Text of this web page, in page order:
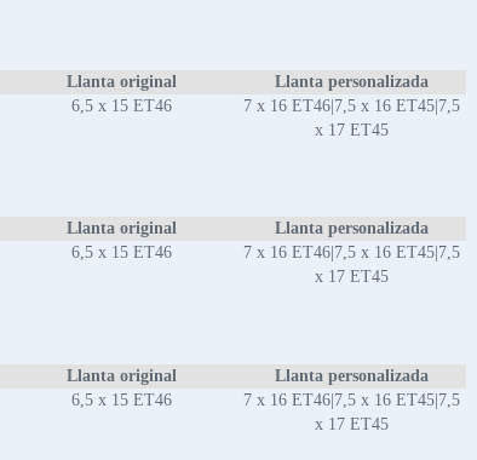
Llanta original
Llanta personalizada
6,5 x 15 ET46
7 x 16 ET46|7,5 x 16 ET45|7,5
x 17 ET45
Llanta original
Llanta personalizada
6,5 x 15 ET46
7 x 16 ET46|7,5 x 16 ET45|7,5
x 17 ET45
Llanta original
Llanta personalizada
6,5 x 15 ET46
7 x 16 ET46|7,5 x 16 ET45|7,5
x 17 ET45